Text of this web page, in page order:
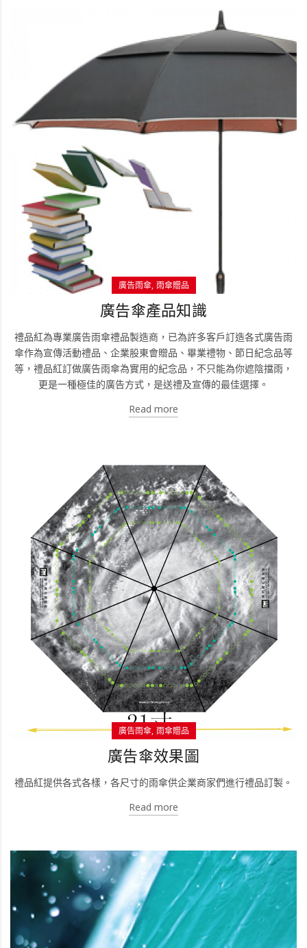
廣告雨傘 雨傘贈品
廣告傘產品知識
禮品紅為專業廣告雨傘禮品製造商，已為許多客戶訂造各式廣告雨
傘作為宣傳活動禮品、企業股東會贈品、畢業禮物、節日紀念品等
等，禮品紅訂做廣告雨傘為實用的紀念品，不只能為你遮陰擋雨，
更是一種極佳的廣告方式，是送禮及宣傳的最佳選擇。
Read more
廣告雨傘 雨傘贈品
廣告傘效果圖
禮品紅提供各式各樣，各尺寸的雨傘供企業商家們進行禮品訂製。
Read more